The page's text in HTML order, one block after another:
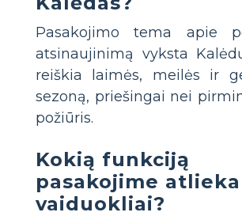
Pasakojimo tema apie
atsinaujinimą vyksta
reiškia laimės, meilės ir
sezoną, priešingai nei
požiūris.
Kokią funkciją
pasakojime
vaiduokliai?